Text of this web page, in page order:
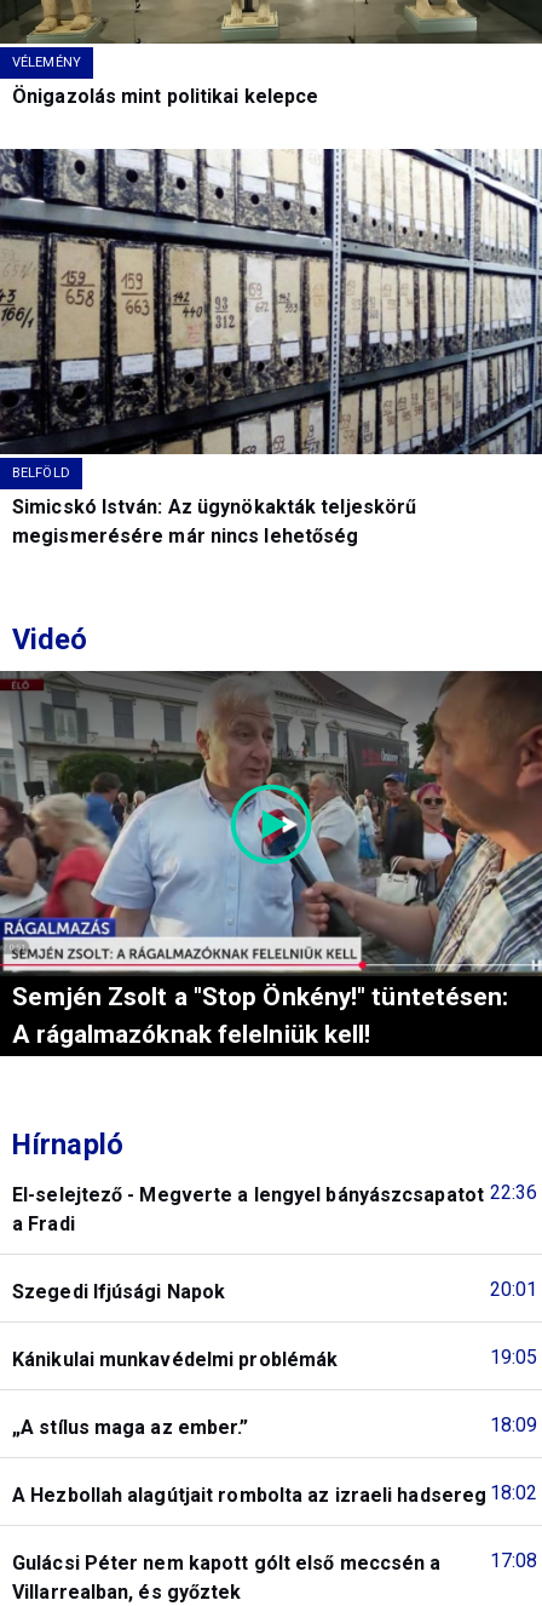
VÉLEMÉNY
Önigazolás mint politikai kelepce
BELFÖLD
Simicskó István: Az ügynökakták teljeskörű
megismerésére már nincs lehetőség
Videó
Semjén Zsolt a "Stop Önkény!" tüntetésen:
A rágalmazóknak felelniük kell!
Hírnapló
22:36
El-selejtező - Megverte a lengyel bányászcsapatot
a Fradi
20:01
Szegedi Ifjúsági Napok
19:05
Kánikulai munkavédelmi problémák
18:09
„A stílus maga az ember.”
18:02
A Hezbollah alagútjait rombolta az izraeli hadsereg
17:08
Gulácsi Péter nem kapott gólt első meccsén a
Villarrealban, és győztek